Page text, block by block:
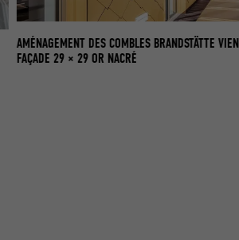
AMÉNAGEMENT DES COMBLES BRANDSTÄTTE
FAÇADE 29 × 29 OR NACRÉ